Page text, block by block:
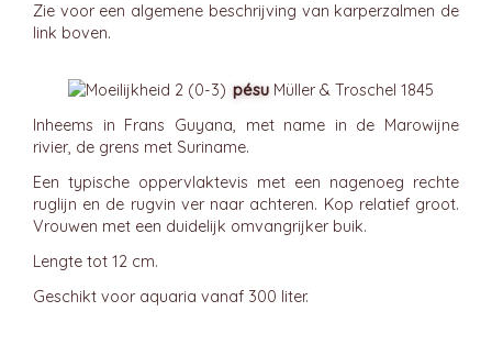
Zie voor een algemene beschrijving van karperzalmen de
link boven.
pésu Müller & Troschel 1845
Inheems in Frans Guyana, met name in de Marowijne
rivier, de grens met Suriname.
Een typische oppervlaktevis met een nagenoeg rechte
ruglijn en de rugvin ver naar achteren. Kop relatief groot.
Vrouwen met een duidelijk omvangrijker buik.
Lengte tot 12 cm.
Geschikt voor aquaria vanaf 300 liter.